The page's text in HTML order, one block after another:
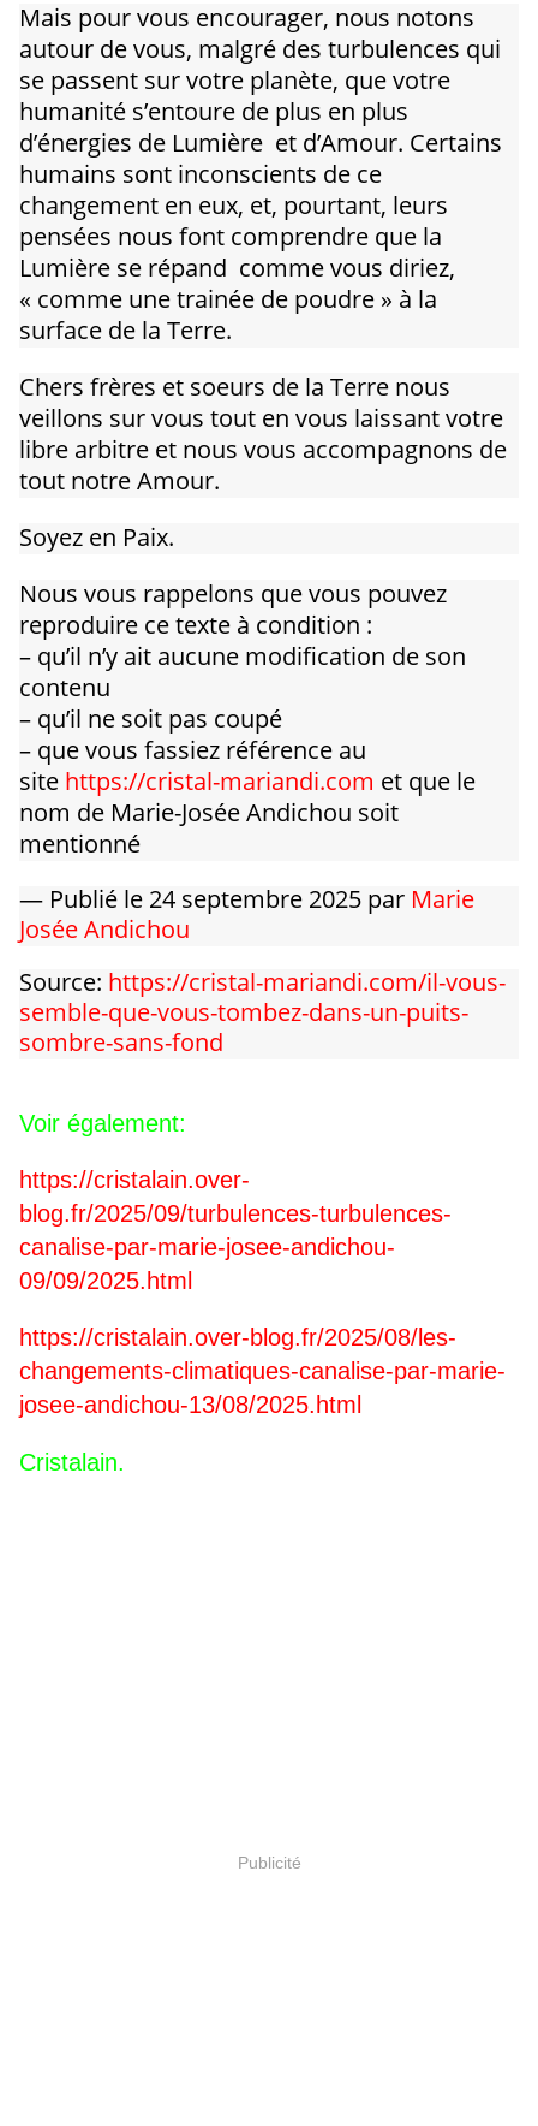
Mais pour vous encourager, nous notons
autour de vous, malgré des turbulences qui
se passent sur votre planète, que votre
humanité s’entoure de plus en plus
d’énergies de Lumière et d’Amour. Certains
humains sont inconscients de ce
changement en eux, et, pourtant, leurs
pensées nous font comprendre que la
Lumière se répand comme vous diriez,
« comme une trainée de poudre » à la
surface de la Terre.
Chers frères et soeurs de la Terre nous
veillons sur vous tout en vous laissant votre
libre arbitre et nous vous accompagnons de
tout notre Amour.
Soyez en Paix.
Nous vous rappelons que vous pouvez
reproduire ce texte à condition :
– qu’il n’y ait aucune modification de son
contenu
– qu’il ne soit pas coupé
– que vous fassiez référence au
site https://cristal-mariandi.com et que le
nom de Marie-Josée Andichou soit
mentionné
— Publié le 24 septembre 2025 par Marie
Josée Andichou
Source: https://cristal-mariandi.com/il-vous-
semble-que-vous-tombez-dans-un-puits-
sombre-sans-fond
Voir également:
https://cristalain.over-
blog.fr/2025/09/turbulences-turbulences-
canalise-par-marie-josee-andichou-
09/09/2025.html
https://cristalain.over-blog.fr/2025/08/les-
changements-climatiques-canalise-par-marie-
josee-andichou-13/08/2025.html
Cristalain.
Publicité